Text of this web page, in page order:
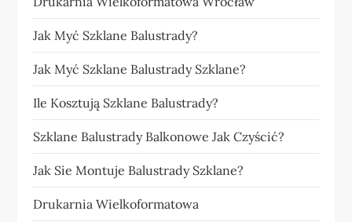
Jak Myć Szklane Balustrady?
Jak Myć Szklane Balustrady Szklane?
Ile Kosztują Szklane Balustrady?
Szklane Balustrady Balkonowe Jak Czyścić?
Jak Sie Montuje Balustrady Szklane?
Drukarnia Wielkoformatowa